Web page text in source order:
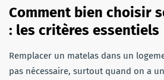
Comment bien choisir
: les critères essentiels
Remplacer un matelas dans un
pas nécessaire, surtout quand on a